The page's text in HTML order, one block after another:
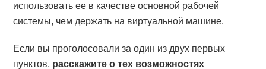
использовать ее в качестве основной рабочей
системы, чем держать на виртуальной машине.
Если вы проголосовали за один из двух первых
пунктов, расскажите о тех возможностях